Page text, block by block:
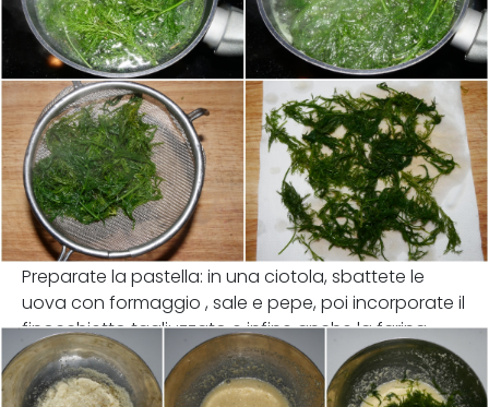
Preparate la pastella: in una ciotola, sbattete le
uova con formaggio , sale e pepe, poi incorporate il
finocchietto tagliuzzato e infine anche la farina.